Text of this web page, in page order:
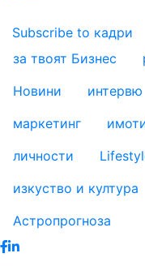
Subscribe to кадри
за твоят Бизнес
footer_statii
Новини интервю
маркетинг
личности
изкуство и култура
Астропрогноза